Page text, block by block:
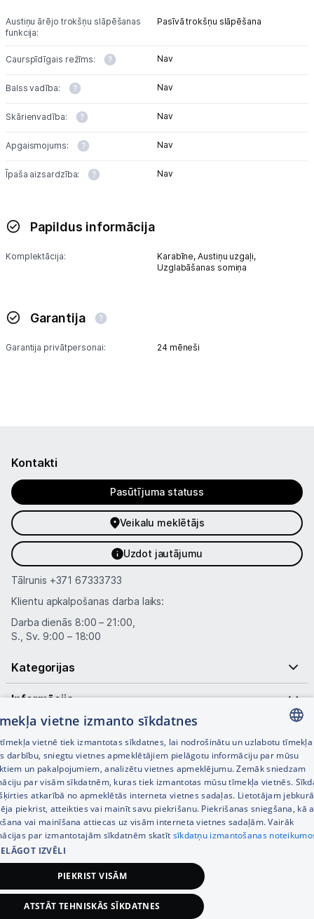
135,00€
Austiņu ārējo trokšņu slāpēšanas
funkcija:
Pasīvā trokšņu slāpēšana
Caurspīdīgais režīms: Nav
Balss vadība: Nav
Skārienvadība: Nav
Apgaismojums: Nav
Īpaša aizsardzība: Nav
Papildus informācija
Komplektācija: Karabīne,Austiņu uzgaļi,
Uzglabāšanas somiņa
Garantija
Garantija privātpersonai: 24 mēneši
Kontakti
Pasūtījuma statuss
Veikalu meklētājs
Uzdot jautājumu
Tālrunis +371 67333733
Klientu apkalpošanas darba laiks:
Darba dienās 8:00 – 21:00,
S., Sv. 9:00 – 18:00
Kategorijas
Informācija
Noderīgas saites
© SIA Tet 2026 -
LATVIAN
RUSSIAN
ENGLISH
vietne izmanto sīkdatnes
vietnē tiek izmantotas sīkdatnes, lai nodrošinātu un uzlabotu tīmekļa
darbību, sniegtu vietnes apmeklētājiem pielāgotu informāciju par mūsu
un pakalpojumiem, analizētu vietnes apmeklējumu. Zemāk sniedzam
par visām sīkdatnēm, kuras tiek izmantotas mūsu tīmekļa vietnēs.
atkarībā no apmeklētās interneta vietnes sadaļas. Lietotājam
piekrist, atteikties vai mainīt savu piekrišanu. Piekrišanas sniegšana, kā
vai mainīšana attiecas uz visām interneta vietnes sadaļām. Vairāk
par izmantotajām sīkdatnēm skatīt sīkdatņu izmantošanas
IZVĒLI
PIEKRIST VISĀM
ATSTĀT TEHNISKĀS SĪKDATNES